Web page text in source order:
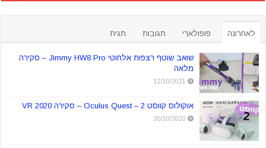
לאחרונה פופולארי תגובות תגית
שואב שוטף רצפות אלחוטי Jimmy HW8 Pro – סקירה
מלאה
12/10/2021
אוקולוס קווסט 2 – Oculus Quest – סקירה VR 2020
20/10/2020